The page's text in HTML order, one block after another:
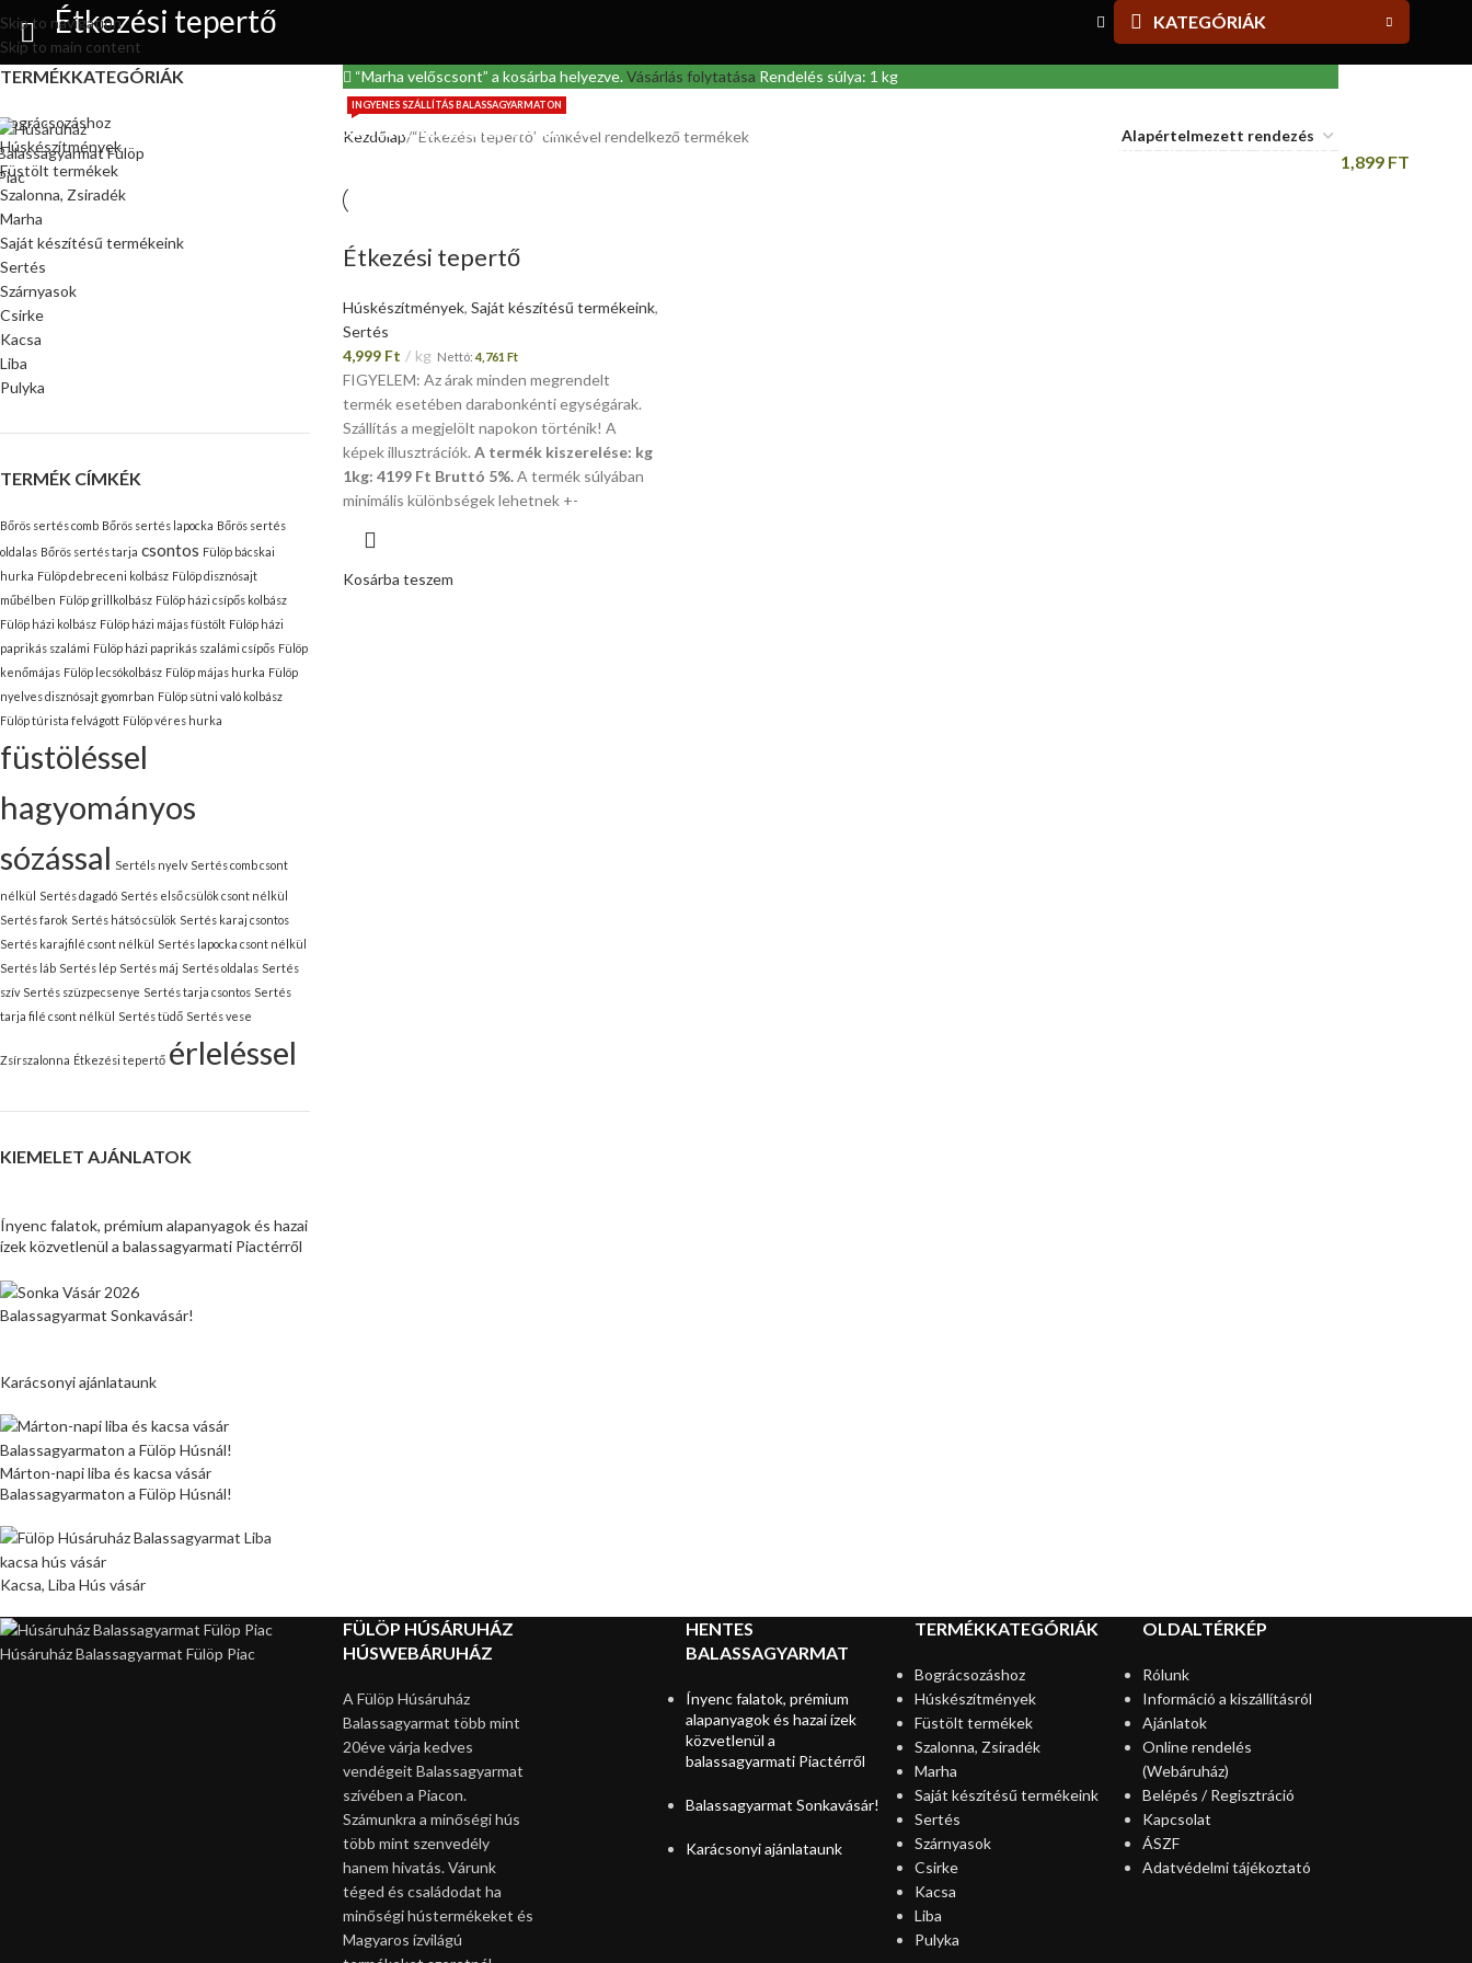
Skip to navigation
Skip to main content
KATEGÓRIÁK
RÓLUNKONLINE RENDELÉS
INGYENES SZÁLLÍTÁS BALASSAGYARMATON
AJÁNLATOK
Ínyenc falatok, prémium alapanyagok és hazai ízek közvetlenül a balassagyarmati PiactérrőlBELÉPÉS / REGISZTRÁCIÓ 1,899 FT
Étkezési tepertő
TERMÉKKATEGÓRIÁK
Bográcsozáshoz
Húskészítmények
Füstölt termékek
Szalonna, Zsiradék
Marha
Saját készítésű termékeink
Sertés
Szárnyasok
Csirke
Kacsa
Liba
Pulyka
TERMÉK CÍMKÉK
Bőrös sertés comb Bőrös sertés lapocka Bőrös sertés
oldalas Bőrös sertés tarja csontos Fülöp bácskai
hurka Fülöp debreceni kolbász Fülöp disznósajt
műbélben Fülöp grillkolbász Fülöp házi csípős kolbász
Fülöp házi kolbász Fülöp házi májas füstölt Fülöp házi
paprikás szalámi Fülöp házi paprikás szalámi csípős Fülöp
kenőmájas Fülöp lecsókolbász Fülöp májas hurka Fülöp
nyelves disznósajt gyomrban Fülöp sütni való kolbász
Fülöp túrista felvágott Fülöp véres hurka
füstöléssel
hagyományos
sózással Sertéls nyelv Sertés comb csont
nélkül Sertés dagadó Sertés első csülök csont nélkül
Sertés farok Sertés hátsó csülök Sertés karaj csontos
Sertés karajfilé csont nélkül
Sertés lapocka csont nélkül
Sertés láb Sertés lép Sertés máj Sertés oldalas Sertés
szív Sertés szüzpecsenye Sertés tarja csontos Sertés
tarja filé csont nélkül
Sertés tüdő Sertés vese
Zsírszalonna Étkezési tepertő érleléssel
KIEMELET AJÁNLATOK
Ínyenc falatok, prémium alapanyagok és hazai
ízek közvetlenül a balassagyarmati Piactérről
Balassagyarmat Sonkavásár!
Karácsonyi ajánlataunk
Márton-napi liba és kacsa vásár
Balassagyarmaton a Fülöp Húsnál!
Kacsa, Liba Hús vásár
“Marha velőscsont” a kosárba helyezve.Vásárlás folytatása Rendelés súlya: 1 kg
Kezdőlap “Étkezési tepertő” címkével rendelkező termékek
Étkezési tepertő
Húskészítmények, Saját készítésű termékeink,
Sertés
4,999 Ft kg Nettó:4,761 Ft
FIGYELEM: Az árak minden megrendelt
termék esetében darabonkénti egységárak.
Szállítás a megjelölt napokon történik! A
képek illusztrációk. A termék kiszerelése: kg
1kg: 4199 Ft Bruttó 5%.A termék súlyában
minimális különbségek lehetnek +-
Kosárba teszem
Húsáruház Balassagyarmat Fülöp Piac
FÜLÖP HÚSÁRUHÁZ
HÚSWEBÁRUHÁZ
A Fülöp Húsáruház
Balassagyarmat több mint
20éve várja kedves
vendégeit Balassagyarmat
szívében a Piacon.
Számunkra a minőségi hús
több mint szenvedély
hanem hivatás. Várunk
téged és családodat ha
minőségi hústermékeket és
Magyaros ízvilágú
HENTES
BALASSAGYARMAT
Ínyenc falatok, prémium
alapanyagok és hazai ízek
közvetlenül a
balassagyarmati Piactérről
Balassagyarmat Sonkavásár!
Karácsonyi ajánlataunk
TERMÉKKATEGÓRIÁK
Bográcsozáshoz
Húskészítmények
Füstölt termékek
Szalonna, Zsiradék
Marha
Saját készítésű termékeink
Sertés
Szárnyasok
Csirke
Kacsa
Liba
Pulyka
OLDALTÉRKÉP
Rólunk
Információ a kiszállításról
Ajánlatok
Online rendelés
(Webáruház)
Belépés / Regisztráció
Kapcsolat
ÁSZF
Adatvédelmi tájékoztató